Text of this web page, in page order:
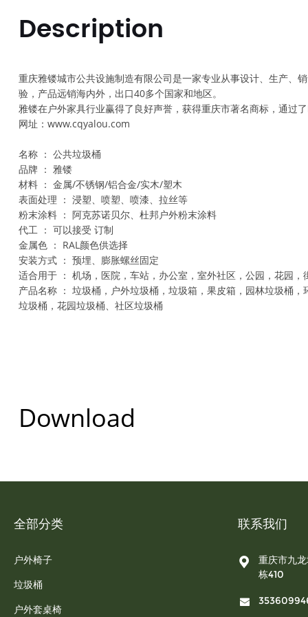
Description
重庆雅镂城市公共设施制造有限公司是一家专业从事设计、生产、
验，产品远销海内外，出口40多个国家和地区。
雅镂在户外家具行业赢得了良好声誉，获得重庆市著名商标，通过
网址：www.cqyalou.com
名称 ： 公共垃圾桶
品牌 ： 雅镂
材料 ： 金属/不锈钢/铝合金/实木/塑木
表面处理 ： 浸塑、喷塑、喷漆、拉丝等
粉末涂料 ： 阿克苏诺贝尔、杜邦户外粉末涂料
代工 ： 可以接受 订制
金属色 ： RAL颜色供选择
安装方式 ： 预埋、膨胀螺丝固定
适合用于 ： 机场，医院，车站，办公室，室外社区，公园，花园，
产品名称 ： 垃圾桶，户外垃圾桶，垃圾箱，果皮箱，园林垃圾桶
垃圾桶，花园垃圾桶、社区垃圾桶
Download
全部分类
户外椅子
垃圾桶
户外套桌椅
联系我们
重庆市九
栋410